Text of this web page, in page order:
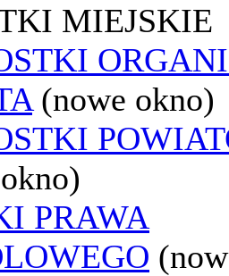
MIEJSKIE
(nowe okno)
PRAWA